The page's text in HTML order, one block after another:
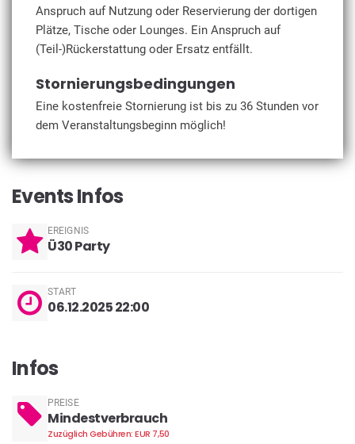
Anspruch auf Nutzung oder Reservierung der dortigen
Plätze, Tische oder Lounges. Ein Anspruch auf
(Teil-)Rückerstattung oder Ersatz entfällt.
Stornierungsbedingungen
Eine kostenfreie Stornierung ist bis zu 36 Stunden vor
dem Veranstaltungsbeginn möglich!
Events Infos
EREIGNIS
Ü30 Party
START
06.12.2025 22:00
Infos
PREISE
Mindestverbrauch
Zuzüglich Gebühren: EUR 7,50